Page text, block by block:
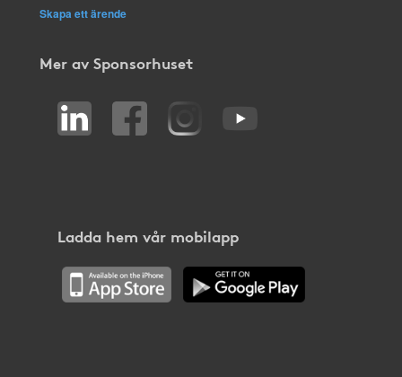
Skapa ett ärende
Mer av Sponsorhuset
Ladda hem vår mobilapp